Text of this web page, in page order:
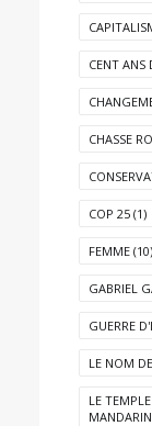
CENT ANS
CHASSE
COP 25 (1)
FEMME (10)
GABRIEL
GUERRE
LE NOM
LE